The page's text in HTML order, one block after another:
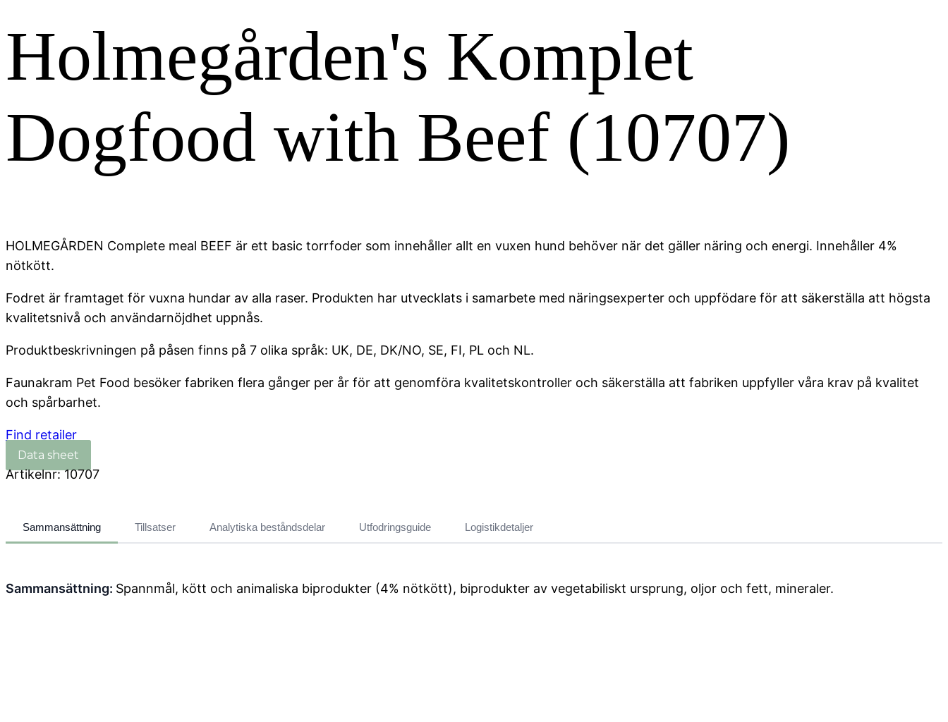
Holmegården's Komplet
Dogfood with Beef (10707)
HOLMEGÅRDEN Complete meal BEEF är ett basic torrfoder som innehåller allt en vuxen hund behöver när det gäller näring och energi. Innehåller 4%
nötkött.
Fodret är framtaget för vuxna hundar av alla raser. Produkten har utvecklats i samarbete med näringsexperter och uppfödare för att säkerställa att högsta
kvalitetsnivå och användarnöjdhet uppnås.
Produktbeskrivningen på påsen finns på 7 olika språk: UK, DE, DK/NO, SE, FI, PL och NL.
Faunakram Pet Food besöker fabriken flera gånger per år för att genomföra kvalitetskontroller och säkerställa att fabriken uppfyller våra krav på kvalitet
och spårbarhet.
Find retailer
Artikelnr:10707
Sammansättning Tillsatser Analytiska beståndsdelar Utfodringsguide Logistikdetaljer
Sammansättning: Spannmål, kött och animaliska biprodukter (4% nötkött), biprodukter av vegetabiliskt ursprung, oljor och fett, mineraler.